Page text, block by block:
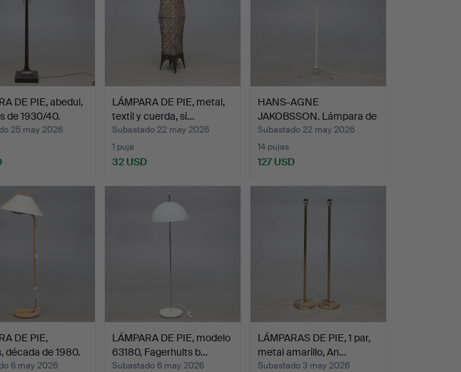
DE PIE, abedul,
de 1930/40.
25 may 2026
LÁMPARA DE PIE, metal,
textil y cuerda, si…
Subastado 22 may 2026
1 puja
32 USD
HANS-AGNE
JAKOBSSON. Lámpara de
pie, mader…
Subastado 22 may 2026
14 pujas
127 USD
DE PIE,
década de 1980.
6 may 2026
LÁMPARA DE PIE, modelo
63180, Fagerhults b…
Subastado 6 may 2026
LÁMPARAS DE PIE, 1 par,
metal amarillo, An…
Subastado 3 may 2026